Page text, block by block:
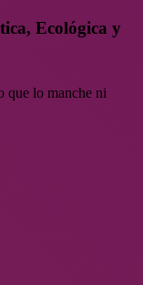
Ecológica y
que lo manche ni